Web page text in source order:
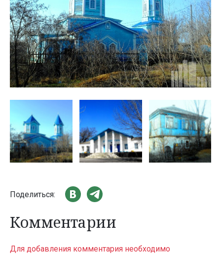
Поделиться:
Комментарии
Для добавления комментария необходимо